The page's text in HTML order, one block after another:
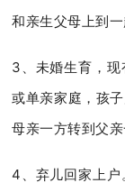
和亲生父母上到
3、未婚生育，现
或单亲家庭，孩
母亲一方转到父亲
4、弃儿回家上户